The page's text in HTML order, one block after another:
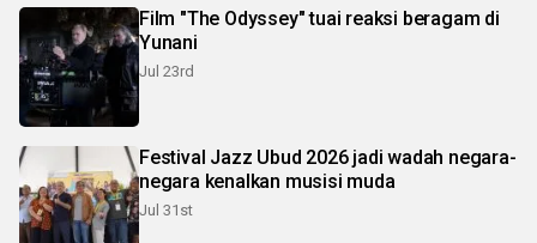
Film "The Odyssey" tuai reaksi beragam di
Yunani
Jul 23rd
Festival Jazz Ubud 2026 jadi wadah negara-
negara kenalkan musisi muda
Jul 31st